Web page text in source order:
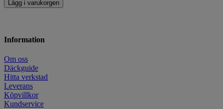
Lägg i varukorgen
Information
Om oss
Däckguide
Hitta verkstad
Leverans
Köpvillkor
Kundservice